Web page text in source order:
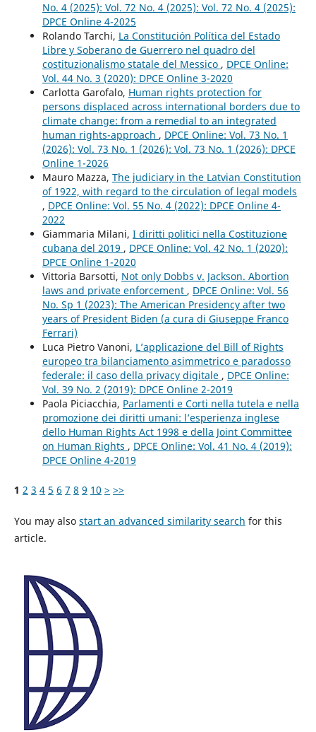
No. 4 (2025): Vol. 72 No. 4 (2025): Vol. 72 No. 4 (2025):
DPCE Online 4-2025
Rolando Tarchi, La Constitución Política del Estado
Libre y Soberano de Guerrero nel quadro del
costituzionalismo statale del Messico , DPCE Online:
Vol. 44 No. 3 (2020): DPCE Online 3-2020
Carlotta Garofalo, Human rights protection for
persons displaced across international borders due to
climate change: from a remedial to an integrated
human rights-approach , DPCE Online: Vol. 73 No. 1
(2026): Vol. 73 No. 1 (2026): Vol. 73 No. 1 (2026): DPCE
Online 1-2026
Mauro Mazza, The judiciary in the Latvian Constitution
of 1922, with regard to the circulation of legal models
, DPCE Online: Vol. 55 No. 4 (2022): DPCE Online 4-
2022
Giammaria Milani, I diritti politici nella Costituzione
cubana del 2019 , DPCE Online: Vol. 42 No. 1 (2020):
DPCE Online 1-2020
Vittoria Barsotti, Not only Dobbs v. Jackson. Abortion
laws and private enforcement , DPCE Online: Vol. 56
No. Sp 1 (2023): The American Presidency after two
years of President Biden (a cura di Giuseppe Franco
Ferrari)
Luca Pietro Vanoni, L’applicazione del Bill of Rights
europeo tra bilanciamento asimmetrico e paradosso
federale: il caso della privacy digitale , DPCE Online:
Vol. 39 No. 2 (2019): DPCE Online 2-2019
Paola Piciacchia, Parlamenti e Corti nella tutela e nella
promozione dei diritti umani: l’esperienza inglese
dello Human Rights Act 1998 e della Joint Committee
on Human Rights , DPCE Online: Vol. 41 No. 4 (2019):
DPCE Online 4-2019
1 2 3 4 5 6 7 8 9 10 > >>
You may also start an advanced similarity search for this
article.